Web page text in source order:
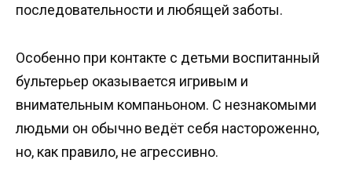
последовательности и любящей заботы.
Особенно при контакте с детьми воспитанный
бультерьер оказывается игривым и
внимательным компаньоном. С незнакомыми
людьми он обычно ведёт себя настороженно,
но, как правило, не агрессивно.